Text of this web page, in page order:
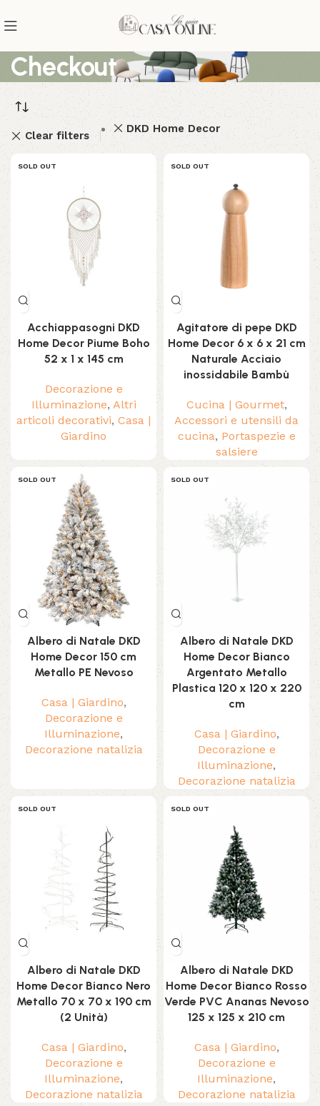
Checkout
Clear filters
DKD Home Decor
SOLD OUT
Acchiappasogni DKD
Home Decor Piume Boho
52 x 1 x 145 cm
Decorazione e
Illuminazione, Altri
articoli decorativi, Casa |
Giardino
SOLD OUT
Agitatore di pepe DKD
Home Decor 6 x 6 x 21 cm
Naturale Acciaio
inossidabile Bambù
Cucina | Gourmet,
Accessori e utensili da
cucina, Portaspezie e
salsiere
SOLD OUT
Albero di Natale DKD
Home Decor 150 cm
Metallo PE Nevoso
Casa | Giardino,
Decorazione e
Illuminazione,
Decorazione natalizia
SOLD OUT
Albero di Natale DKD
Home Decor Bianco
Argentato Metallo
Plastica 120 x 120 x 220
cm
Casa | Giardino,
Decorazione e
Illuminazione,
Decorazione natalizia
SOLD OUT
Albero di Natale DKD
Home Decor Bianco Nero
Metallo 70 x 70 x 190 cm
(2 Unità)
Casa | Giardino,
Decorazione e
Illuminazione,
Decorazione natalizia
SOLD OUT
Albero di Natale DKD
Home Decor Bianco Rosso
Verde PVC Ananas Nevoso
125 x 125 x 210 cm
Casa | Giardino,
Decorazione e
Illuminazione,
Decorazione natalizia